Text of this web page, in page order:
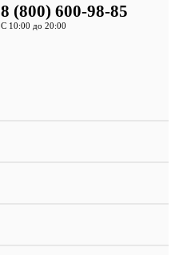
8 (800) 600-98-85
С 10:00 до 20:00